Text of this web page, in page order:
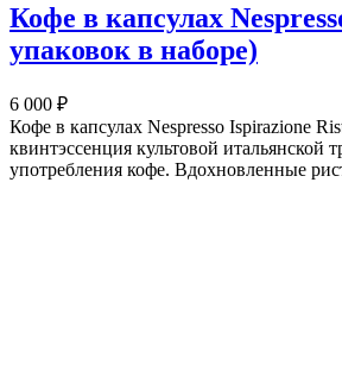
Кофе в капсулах
упаковок в наборе)
6 000 ₽
Кофе в капсулах Nespresso Ispirazione
квинтэссенция культовой итальянской
употребления кофе. Вдохновленные